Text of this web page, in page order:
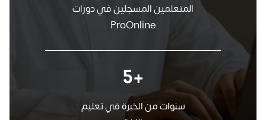
المتعلمين المسجلين في دورات
ProOnline
+7
سنوات من الخبرة في تعليم